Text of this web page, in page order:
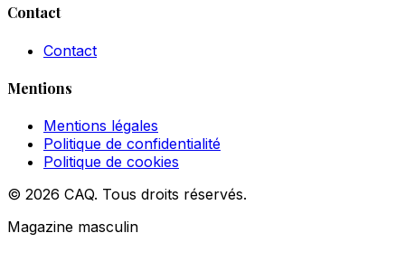
Contact
Contact
Mentions
Mentions légales
Politique de confidentialité
Politique de cookies
© 2026 CAQ. Tous droits réservés.
Magazine masculin